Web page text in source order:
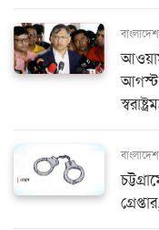
বাংলাদেশ
আগস্ট
বাংলাদেশ